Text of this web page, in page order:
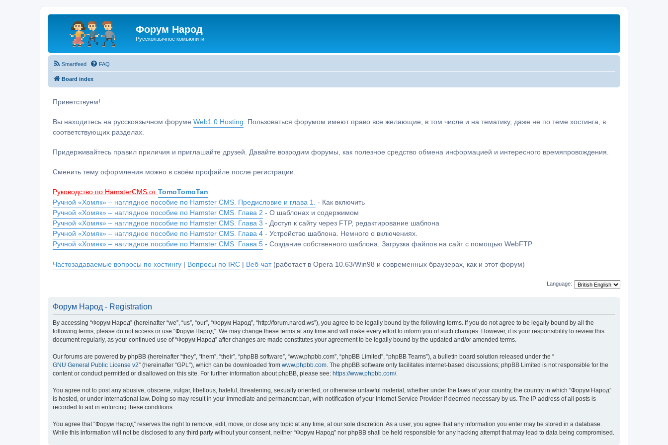
Форум Народ
Русскоязычное комьюнити
Smartfeed FAQ
Board index
Приветствуем!
Вы находитесь на русскоязычном форуме Web1.0 Hosting . Пользоваться форумом имеют право все желающие, в том числе и на тематику, даже не по теме хостинга, в
соответствующих разделах.
Придерживайтесь правил приличия и приглашайте друзей. Давайте возродим форумы, как полезное средство обмена информацией и интересного времяпровождения.
Сменить тему оформления можно в своём профайле после регистрации.
Руководство по HamsterCMS от TomoTomoTan
Ручной «Хомяк» – наглядное пособие по Hamster CMS. Предисловие и глава 1.
- Как включить
Ручной «Хомяк» – наглядное пособие по Hamster CMS. Глава 2 - О шаблонах и содержимом
Ручной «Хомяк» – наглядное пособие по Hamster CMS. Глава 3 - Доступ к сайту через FTP, редактирование шаблона
Ручной «Хомяк» – наглядное пособие по Hamster CMS. Глава 4 - Устройство шаблона. Немного о включениях.
Ручной «Хомяк» – наглядное пособие по Hamster CMS. Глава 5 - Создание собственного шаблона. Загрузка файлов на сайт с помощью WebFTP
Частозадаваемые вопросы по хостингу | Вопросы по IRC | Веб-чат(работает в Opera 10.63/Win98 и современных браузерах, как и этот форум)
Language:
Форум Народ - Registration
By accessing “Форум Народ” (hereinafter “we”, “us”, “our”, “Форум Народ”, “http://forum.narod.ws”), you agree to be legally bound by the following terms. If you do not agree to be legally bound by all the
following terms, please do not access or use “Форум Народ”. We may change these terms at any time and will make every effort to inform you of such changes. However, it is your responsibility to review this
document regularly, as your continued use of “Форум Народ” after changes are made constitutes your agreement to be legally bound by the updated and/or amended terms.
Our forums are powered by phpBB (hereinafter “they”, “them”, “their”, “phpBB software”, “www.phpbb.com”, “phpBB Limited”, “phpBB Teams”), a bulletin board solution released under the “
GNU General Public License v2” (hereinafter “GPL”), which can be downloaded from www.phpbb.com. The phpBB software only facilitates internet-based discussions; phpBB Limited is not responsible for the
content or conduct permitted or disallowed on this site. For further information about phpBB, please see: https://www.phpbb.com/.
You agree not to post any abusive, obscene, vulgar, libellous, hateful, threatening, sexually oriented, or otherwise unlawful material, whether under the laws of your country, the country in which “Форум Народ”
is hosted, or under international law. Doing so may result in your immediate and permanent ban, with notification of your Internet Service Provider if deemed necessary by us. The IP address of all posts is
recorded to aid in enforcing these conditions.
You agree that “Форум Народ” reserves the right to remove, edit, move, or close any topic at any time, at our sole discretion. As a user, you agree that any information you enter may be stored in a database.
While this information will not be disclosed to any third party without your consent, neither “Форум Народ” nor phpBB shall be held responsible for any hacking attempt that may lead to data being compromised.